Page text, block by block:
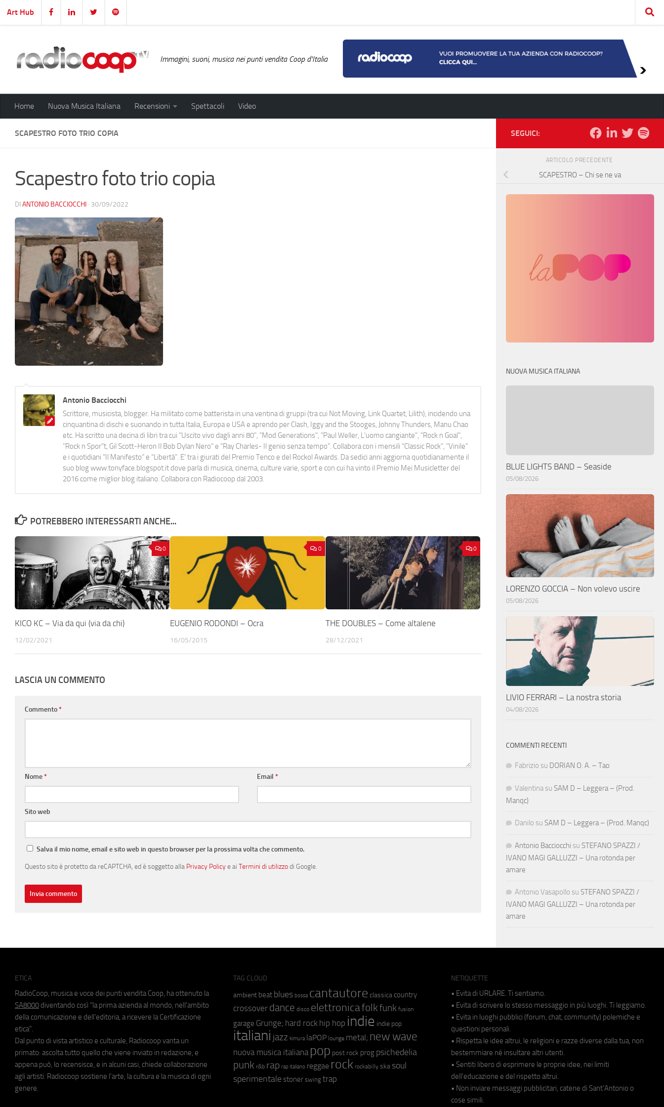
Salta al contenuto
Art Hub
Immagini, suoni, musica nei punti vendita Coop d'Italia
Home Nuova Musica Italiana Recensioni Spettacoli Video
SCAPESTRO FOTO TRIO COPIA
Scapestro foto trio copia
DI ANTONIO BACCIOCCHI · 30/09/2022
Antonio Bacciocchi
Scrittore, musicista, blogger. Ha militato come batterista in una ventina di gruppi (tra cui Not Moving, Link Quartet, Lilith), incidendo una
cinquantina di dischi e suonando in tutta Italia, Europa e USA e aprendo per Clash, Iggy and the Stooges, Johnny Thunders, Manu Chao
etc. Ha scritto una decina di libri tra cui "Uscito vivo dagli anni 80", "Mod Generations", "Paul Weller, L’uomo cangiante", "Rock n Goal",
"Rock n Spor"t, Gil Scott-Heron Il Bob Dylan Nero" e "Ray Charles- Il genio senza tempo". Collabora con i mensili “Classic Rock”, "Vinile"
e i quotidiani “Il Manifesto” e “Libertà”. E' tra i giurati del Premio Tenco e del Rockol Awards. Da sedici anni aggiorna quotidianamente il
suo blog www.tonyface.blogspot.it dove parla di musica, cinema, culture varie, sport e con cui ha vinto il Premio Mei Musicletter del
2016 come miglior blog italiano. Collabora con Radiocoop dal 2003.
POTREBBERO INTERESSARTI ANCHE...
0
KICO KC – Via da qui (via da chi)
12/02/2021
0
EUGENIO RODONDI – Ocra
16/05/2015
0
THE DOUBLES – Come altalene
28/12/2021
LASCIA UN COMMENTO
Commento*
Nome* Email*
Sito web
Salva il mio nome, email e sito web in questo browser per la prossima volta che commento.
Questo sito è protetto da reCAPTCHA, ed è soggetto alla Privacy Policye ai Termini di utilizzodi Google.
SEGUICI:
ARTICOLO PRECEDENTE
SCAPESTRO – Chi se ne va
NUOVA MUSICA ITALIANA
BLUE LIGHTS BAND – Seaside
05/08/2026
LORENZO GOCCIA – Non volevo uscire
05/08/2026
LIVIO FERRARI – La nostra storia
04/08/2026
COMMENTI RECENTI
Fabrizio su DORIAN O. A. – Tao
Valentina su SAM D – Leggera – (Prod.
Manqc)
Danilo su SAM D – Leggera – (Prod. Manqc)
Antonio Bacciocchi su STEFANO SPAZZI /
IVANO MAGI GALLUZZI – Una rotonda per
amare
Antonio Vasapollo su STEFANO SPAZZI /
IVANO MAGI GALLUZZI – Una rotonda per
amare
ETICA
RadioCoop, musica e voce dei punti vendita Coop, ha ottenuto la
SA8000 diventando così "la prima azienda al mondo, nell'ambito
della comunicazione e dell'editoria, a ricevere la Certificazione
etica".
Dal punto di vista artistico e culturale, Radiocoop vanta un
primato: ascolta tutto quello che viene inviato in redazione, e
appena può, lo recensisce, e in alcuni casi, chiede collaborazione
agli artisti. Radiocoop sostiene l'arte, la cultura e la musica di ogni
genere.
TAG CLOUD
ambient beat blues bossa cantautore classica country
crossover dance disco elettronicafolkfunk fusion
garage Grunge; hard rock hip hop indie indie pop
italiani jazz kimura laPOP lounge metal; new wave
nuova musica italiana pop post rock prog psichedelia
punk r&b rap rap italiano reggae rock rockabilly ska soul
sperimentale stoner swing trap
NETIQUETTE
• Evita di URLARE. Ti sentiamo.
• Evita di scrivere lo stesso messaggio in più luoghi. Ti leggiamo.
• Evita in luoghi pubblici (forum, chat, community) polemiche e
questioni personali.
• Rispetta le idee altrui, le religioni e razze diverse dalla tua, non
bestemmiare né insultare altri utenti.
• Sentiti libero di esprimere le proprie idee, nei limiti
dell'educazione e del rispetto altrui.
• Non inviare messaggi pubblicitari, catene di Sant'Antonio o
cose simili.